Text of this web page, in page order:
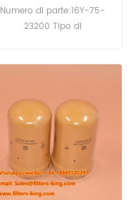
SD16
Numero di parte:16Y-75-
23200 Tipo di
d'ordine:60 pezzi
Compatibilità:Shantui SD16
SD22 SD32 SD32 TY220
TY230 TY320.